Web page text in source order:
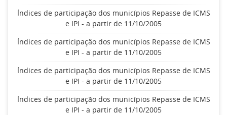
Índices de participação dos municípios Repasse de ICMS
e IPI - a partir de 11/10/2005
Índices de participação dos municípios Repasse de ICMS
e IPI - a partir de 11/10/2005
Índices de participação dos municípios Repasse de ICMS
e IPI - a partir de 11/10/2005
Índices de participação dos municípios Repasse de ICMS
e IPI - a partir de 11/10/2005